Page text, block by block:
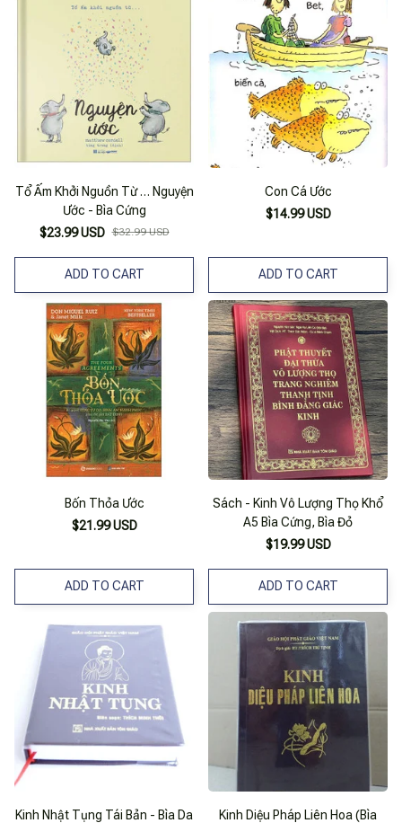
Tổ Ấm Khởi Nguồn Từ … Nguyện
Ước - Bìa Cứng
$23.99 USD $32.99 USD
ADD TO CART
Con Cá Ước
$14.99 USD
ADD TO CART
Bốn Thỏa Ước
$21.99 USD
ADD TO CART
Sách - Kinh Vô Lượng Thọ Khổ
A5 Bìa Cứng, Bìa Đỏ
$19.99 USD
ADD TO CART
Kinh Nhật Tụng Tái Bản - Bìa Da
Kinh Diệu Pháp Liên Hoa (Bìa